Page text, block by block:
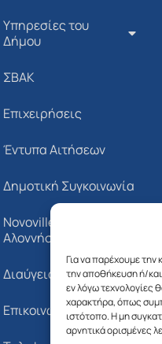
Για να παρέχουμε την
την αποθήκευση ή/
εν λόγω τεχνολογίες
χαρακτήρα, όπως
ιστότοπο. Η μη
αρνητικά ορισμένες
Υπηρεσίες του
Δήμου
ΣΒΑΚ
Επιχειρήσεις
Έντυπα Αιτήσεων
Δημοτική Συγκοινωνία
Novoville Δήμου
Αλοννήσου
Διαύγεια
Επικοινωνία